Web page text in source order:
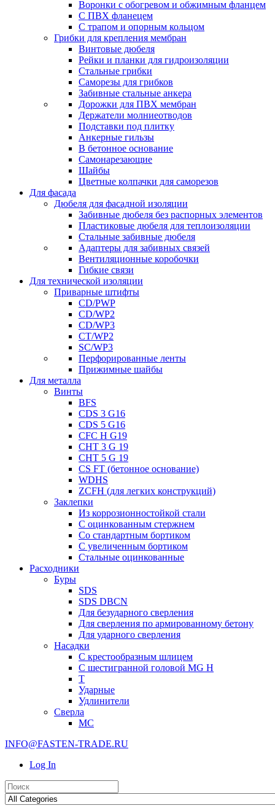
Воронки с обогревом и обжимным фланцем
С ПВХ фланецем
С трапом и опорным кольцом
Грибки для крепления мембран
Винтовые дюбеля
Рейки и планки для гидроизоляции
Стальные грибки
Саморезы для грибков
Забивные стальные анкера
Дорожки для ПВХ мембран
Держатели молниеотводов
Подставки под плитку
Анкерные гильзы
В бетонное основание
Самонарезающие
Шайбы
Цветные колпачки для саморезов
Для фасада
Дюбеля для фасадной изоляции
Забивные дюбеля без распорных элементов
Пластиковые дюбеля для теплоизоляции
Стальные забивные дюбеля
Адаптеры для забивных связей
Вентиляционные коробочки
Гибкие связи
Для технической изоляции
Приварные штифты
CD/PWP
CD/WP2
CD/WP3
CT/WP2
SC/WP3
Перфорированные ленты
Прижимные шайбы
Для металла
Винты
BFS
CDS 3 G16
CDS 5 G16
CFC H G19
CHT 3 G 19
CHT 5 G 19
CS FT (бетонное основание)
WDHS
ZCFH (для легких конструкций)
Заклепки
Из коррозионностойкой стали
С оцинкованным стержнем
Со стандартным бортиком
С увеличенным бортиком
Стальные оцинкованные
Расходники
Буры
SDS
SDS DBCN
Для безударного сверления
Для сверления по армированному бетону
Для ударного сверления
Насадки
С крестообразным шлицем
С шестигранной головой MG H
T
Ударные
Удлинители
Сверла
МС
INFO@FASTEN-TRADE.RU
Log In